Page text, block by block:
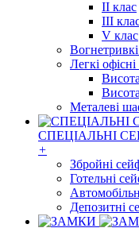
II клас
III
V клас
Легкі
Металеві
СПЕЦІАЛЬНІ
+
Збройні
Готельні
Депозитні